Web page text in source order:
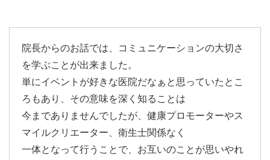
院長からのお話では、コミュニケーションの大切さ
を学ぶことが出来ました。
単にイベントが好きな医院だなぁと思っていたとこ
ろもあり、その意味を深く知ることは
今までありませんでしたが、健康プロモーターやス
マイルクリエーター、衛生士関係なく
一体となって行うことで、お互いのことが思いやれ